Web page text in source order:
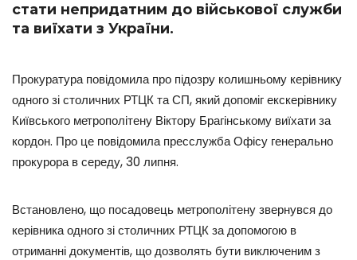
стати непридатним до військової служби
та виїхати з України.
Прокуратура повідомила про підозру колишньому керівнику
одного зі столичних РТЦК та СП, який допоміг екскерівнику
Київського метрополітену Віктору Брагінському виїхати за
кордон. Про це повідомила пресслужба Офісу генерально
прокурора в середу, 30 липня.
Встановлено, що посадовець метрополітену звернувся до
керівника одного зі столичних РТЦК за допомогою в
отриманні документів, що дозволять бути виключеним з